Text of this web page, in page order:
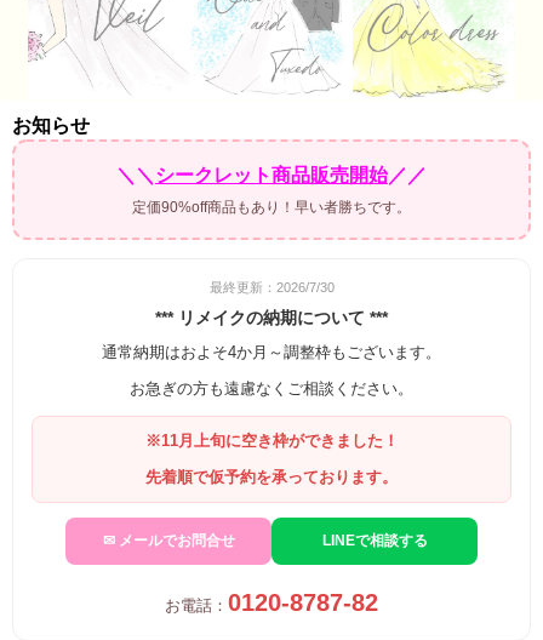
お知らせ
＼＼ シークレット商品販売開始／／
定価90%off商品もあり！早い者勝ちです。
最終更新：2026/7/30
*** リメイクの納期について ***
通常納期はおよそ4か月～調整枠もございます。
お急ぎの方も遠慮なくご相談ください。
※11月上旬に空き枠ができました！
先着順で仮予約を承っております。
✉ メールでお問合せ LINEで相談する
お電話： 0120-8787-82